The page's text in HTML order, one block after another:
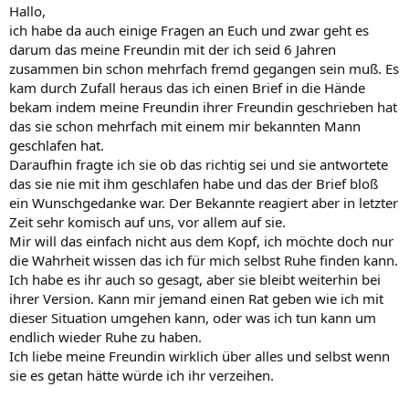
Hallo,
ich habe da auch einige Fragen an Euch und zwar geht es
darum das meine Freundin mit der ich seid 6 Jahren
zusammen bin schon mehrfach fremd gegangen sein muß. Es
kam durch Zufall heraus das ich einen Brief in die Hände
bekam indem meine Freundin ihrer Freundin geschrieben hat
das sie schon mehrfach mit einem mir bekannten Mann
geschlafen hat.
Daraufhin fragte ich sie ob das richtig sei und sie antwortete
das sie nie mit ihm geschlafen habe und das der Brief bloß
ein Wunschgedanke war. Der Bekannte reagiert aber in letzter
Zeit sehr komisch auf uns, vor allem auf sie.
Mir will das einfach nicht aus dem Kopf, ich möchte doch nur
die Wahrheit wissen das ich für mich selbst Ruhe finden kann.
Ich habe es ihr auch so gesagt, aber sie bleibt weiterhin bei
ihrer Version. Kann mir jemand einen Rat geben wie ich mit
dieser Situation umgehen kann, oder was ich tun kann um
endlich wieder Ruhe zu haben.
Ich liebe meine Freundin wirklich über alles und selbst wenn
sie es getan hätte würde ich ihr verzeihen.